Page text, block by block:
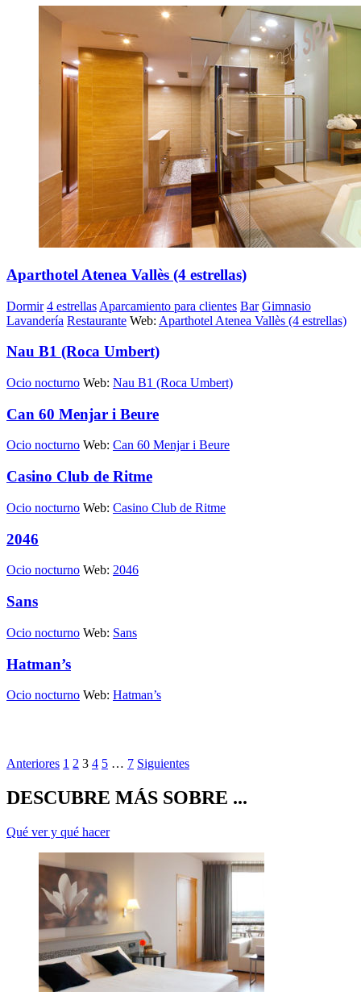
Aparthotel Atenea Vallès (4 estrellas)
Dormir 4 estrellas Aparcamiento para clientes Bar Gimnasio
Lavandería Restaurante Web: Aparthotel Atenea Vallès (4 estrellas)
Nau B1 (Roca Umbert)
Ocio nocturno Web: Nau B1 (Roca Umbert)
Can 60 Menjar i Beure
Ocio nocturno Web: Can 60 Menjar i Beure
Casino Club de Ritme
Ocio nocturno Web: Casino Club de Ritme
2046
Ocio nocturno Web: 2046
Sans
Ocio nocturno Web: Sans
Hatman’s
Ocio nocturno Web: Hatman’s
Anteriores 1 2 3 4 5 … 7 Siguientes
DESCUBRE MÁS SOBRE ...
Qué ver y qué hacer